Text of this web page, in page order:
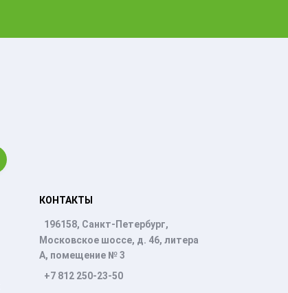
КОНТАКТЫ
196158, Санкт-Петербург,
Московское шоссе, д. 46, литера
А, помещение № 3
+7 812 250-23-50